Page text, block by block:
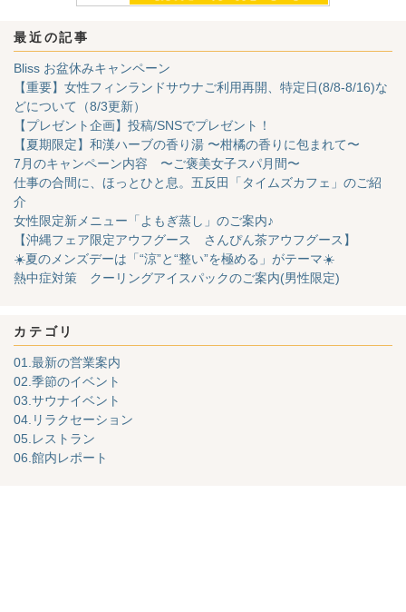
最近の記事
Bliss お盆休みキャンペーン
【重要】女性フィンランドサウナご利用再開、特定日(8/8-8/16)な
どについて（8/3更新）
【プレゼント企画】投稿/SNSでプレゼント！
【夏期限定】和漢ハーブの香り湯 〜柑橘の香りに包まれて〜
7月のキャンペーン内容 〜ご褒美女子スパ月間〜
仕事の合間に、ほっとひと息。五反田「タイムズカフェ」のご紹
介
女性限定新メニュー「よもぎ蒸し」のご案内♪
【沖縄フェア限定アウフグース さんぴん茶アウフグース】
☀️夏のメンズデーは「“涼”と“整い”を極める」がテーマ☀️
熱中症対策 クーリングアイスパックのご案内(男性限定)
カテゴリ
01.最新の営業案内
02.季節のイベント
03.サウナイベント
04.リラクセーション
05.レストラン
06.館内レポート